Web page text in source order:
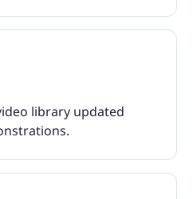
library updated